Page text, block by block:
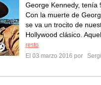
George Kennedy, tenía
Con la muerte de
se va un trocito de
Hollywood clásico.
resto
El 03 marzo 2016 por